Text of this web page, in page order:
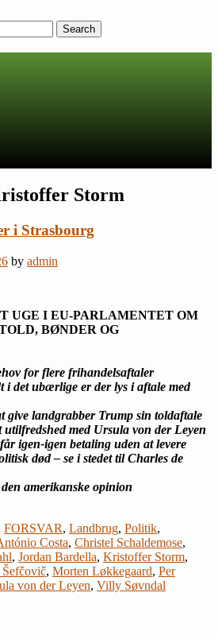
EU-politik
Storm
i Strasbourg
by admin
UGE I EU-PARLAMENTET OM
BØNDER OG
for flere frihandelsaftaler
det ubærlige er der lys i aftale med
give landgrabber Trump sin toldaftale
med Ursula von der Leyen
igen-igen betaling uden at levere
død – se i stedet til Charles de
amerikanske opinion
FORSVAR, Landbrug, Politik,
Costa, Christel Schaldemose,
, Jordan Bardella, Kristoffer Storm,
, Morten Løkkegaard, Per
von der Leyen, Villy Søvndal